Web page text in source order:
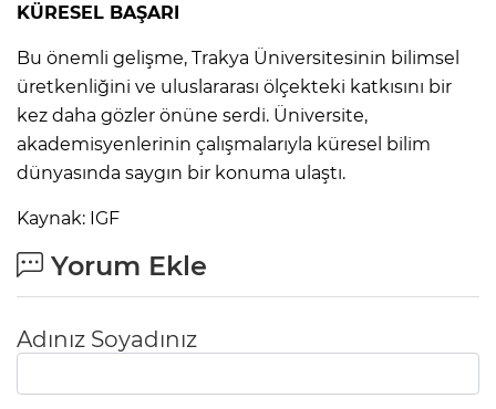
KÜRESEL BAŞARI
Bu önemli gelişme, Trakya Üniversitesinin bilimsel
üretkenliğini ve uluslararası ölçekteki katkısını bir
kez daha gözler önüne serdi. Üniversite,
akademisyenlerinin çalışmalarıyla küresel bilim
dünyasında saygın bir konuma ulaştı.
Kaynak: IGF
Yorum Ekle
Adınız Soyadınız